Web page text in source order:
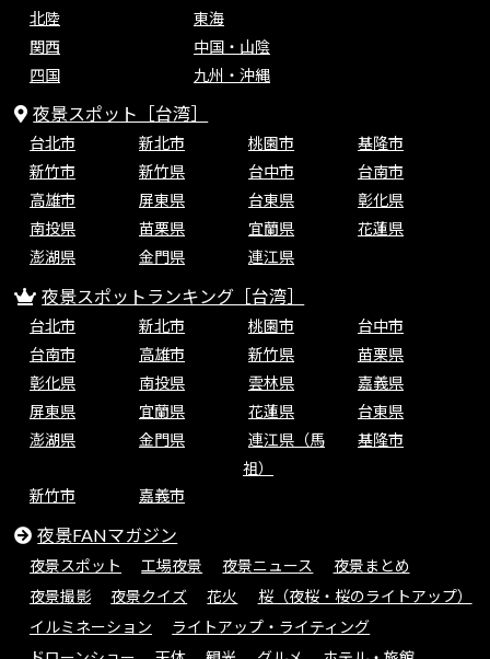
北陸
東海
関西
中国・山陰
四国
九州・沖縄
夜景スポット［台湾］
台北市 新北市 桃園市
基隆市
新竹市
新竹県 台中市
台南市
高雄市
屏東県 台東県
彰化県
南投県
苗栗県 宜蘭県
花蓮県
澎湖県
金門県 連江県
夜景スポットランキング［台湾］
台北市 新北市 桃園市
台中市
台南市
高雄市 新竹県
苗栗県
彰化県
南投県 雲林県
嘉義県
屏東県
宜蘭県 花蓮県
台東県
澎湖県
金門県
連江県（馬
祖）
基隆市
新竹市 嘉義市
夜景FANマガジン
夜景スポット 工場夜景 夜景ニュース
夜景まとめ
夜景撮影
夜景クイズ 花火
桜（夜桜・桜のライトアップ）
イルミネーション
ライトアップ・ライティング